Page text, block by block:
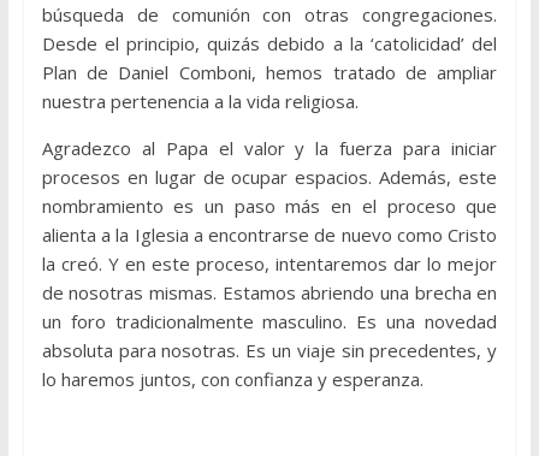
búsqueda de comunión con otras congregaciones.
Desde el principio, quizás debido a la ‘catolicidad’ del
Plan de Daniel Comboni, hemos tratado de ampliar
nuestra pertenencia a la vida religiosa.
Agradezco al Papa el valor y la fuerza para iniciar
procesos en lugar de ocupar espacios. Además, este
nombramiento es un paso más en el proceso que
alienta a la Iglesia a encontrarse de nuevo como Cristo
la creó. Y en este proceso, intentaremos dar lo mejor
de nosotras mismas. Estamos abriendo una brecha en
un foro tradicionalmente masculino. Es una novedad
absoluta para nosotras. Es un viaje sin precedentes, y
lo haremos juntos, con confianza y esperanza.